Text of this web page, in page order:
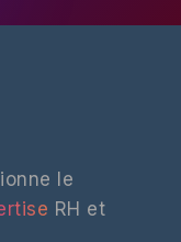
le
RH et